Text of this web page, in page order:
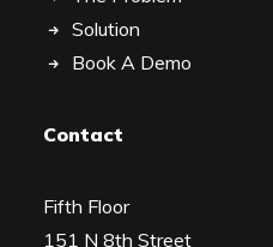
Solution
Book A Demo
Contact
Fifth Floor
151 N 8th Street